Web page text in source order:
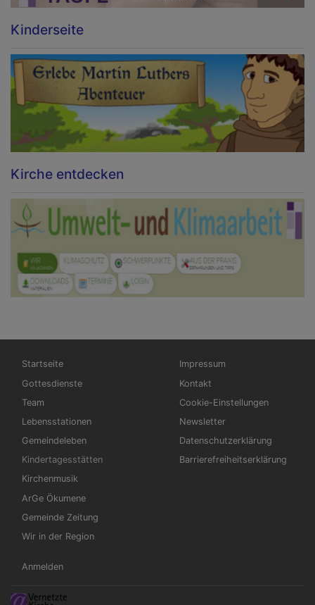
Kinderseite
Kirche entdecken
Hauptnavigation
Startseite
Gottesdienste
Team
Lebensstationen
Gemeindeleben
Kindertagesstätten
Kirchenmusik
ArGe Ökumene
Gemeinde Zeitung
Wir in der Region
Fußbereichsmenü
Impressum
Kontakt
Cookie-Einstellungen
Newsletter
Datenschutzerklärung
Barrierefreiheitserklärung
Benutzermenü
Anmelden